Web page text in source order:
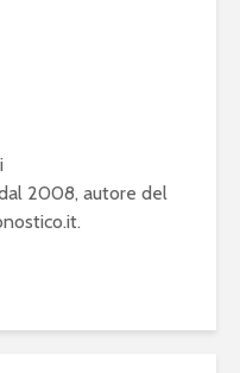
2008, autore del